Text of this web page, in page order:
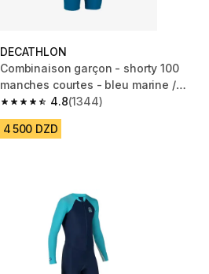
DECATHLON
Combinaison garçon - shorty 100
manches courtes - bleu marine /
bleu
4.8
4.8 out of 5 stars from 1344 reviews
(1344)
4 500 DZD